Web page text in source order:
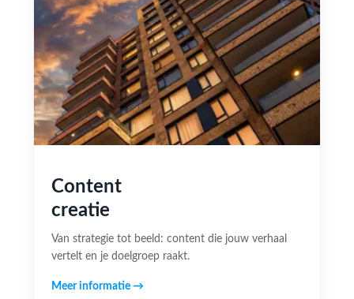
Content
creatie
Van strategie tot beeld: content die jouw verhaal
vertelt en je doelgroep raakt.
Meer informatie →